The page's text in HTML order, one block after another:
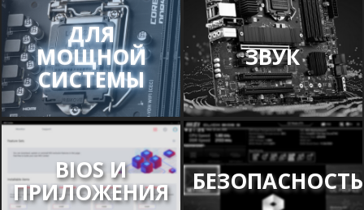
ДЛЯ
МОЩНОЙ
СИСТЕМЫ
ЗВУК
BIOS И
ПРИЛОЖЕНИЯ БЕЗОПАСНОСТЬ